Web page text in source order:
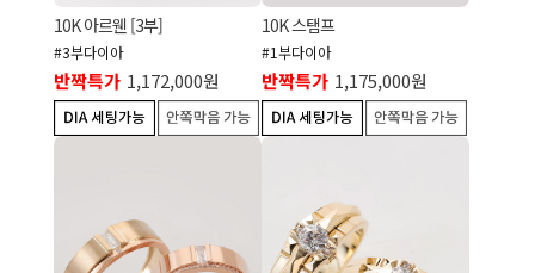
10K 아르웬 [3부]
#3부다이아
반짝특가 1,172,000원
10K 스탬프
#1부다이아
반짝특가 1,175,000원